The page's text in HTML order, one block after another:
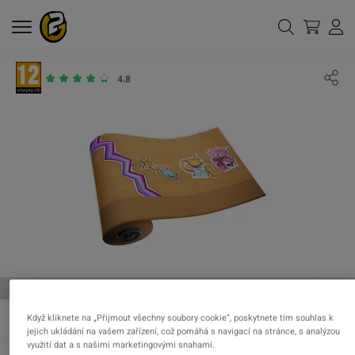
4.8
Když kliknete na „Přijmout všechny soubory cookie“, poskytnete tím souhlas k
jejich ukládání na vašem zařízení, což pomáhá s navigací na stránce, s analýzou
využití dat a s našimi marketingovými snahami.